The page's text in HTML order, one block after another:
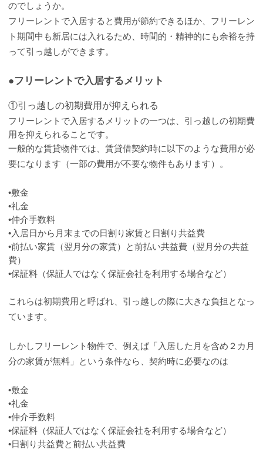
のでしょうか。
フリーレントで入居すると費用が節約できるほか、フリーレン
ト期間中も新居には入れるため、時間的・精神的にも余裕を持
って引っ越しができます。
●フリーレントで入居するメリット
①引っ越しの初期費用が抑えられる
フリーレントで入居するメリットの一つは、引っ越しの初期費
用を抑えられることです。
一般的な賃貸物件では、賃貸借契約時に以下のような費用が必
要になります（一部の費用が不要な物件もあります）。
•敷金
•礼金
•仲介手数料
•入居日から月末までの日割り家賃と日割り共益費
•前払い家賃（翌月分の家賃）と前払い共益費（翌月分の共益
費）
•保証料（保証人ではなく保証会社を利用する場合など）
これらは初期費用と呼ばれ、引っ越しの際に大きな負担となっ
ています。
しかしフリーレント物件で、例えば「入居した月を含め２カ月
分の家賃が無料」という条件なら、契約時に必要なのは
•敷金
•礼金
•仲介手数料
•保証料（保証人ではなく保証会社を利用する場合など）
•日割り共益費と前払い共益費